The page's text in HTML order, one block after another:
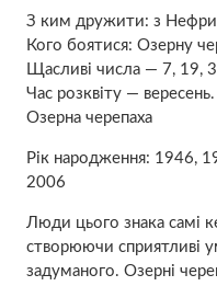
З ким дружити: з
Кого боятися: Озерну
Щасливі числа — 7, 19,
Час розквіту — вересень.
Озерна черепаха
Рік народження: 1946,
2006
Люди цього знака самі
створюючи сприятливі
задуманого. Озерні